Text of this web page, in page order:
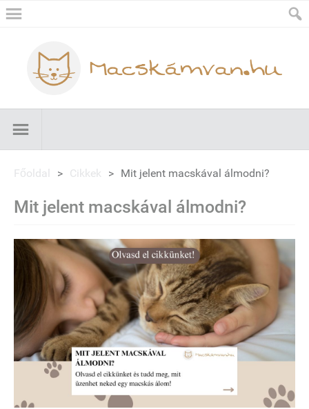
Főoldal > Cikkek > Mit jelent macskával álmodni?
Mit jelent macskával álmodni?